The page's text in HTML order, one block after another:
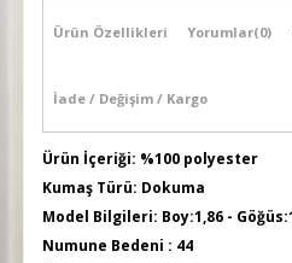
Ürün Özellikleri Yorumlar(0)
İade / Değişim / Kargo
Ürün İçeriği: %100 polyester
Kumaş Türü: Dokuma
Model Bilgileri: Boy:1,86 -
Numune Bedeni : 44